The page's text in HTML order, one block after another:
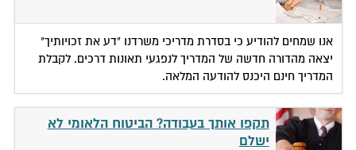
אנו שמחים להודיע כי בסדרת מדריכי משרדנו "דע את זכויותיך"
יצאה מהדורה חדשה של המדריך לנפגעי תאונות דרכים. לקבלת
המדריך חינם היכנס להודעה המלאה.
תקפו אותך בעבודה? הביטוח הלאומי לא
ישלם